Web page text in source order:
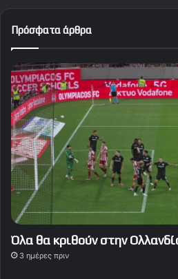
Πρόσφατα άρθρα
Όλα θα κριθούν στην
3 ημέρες πριν